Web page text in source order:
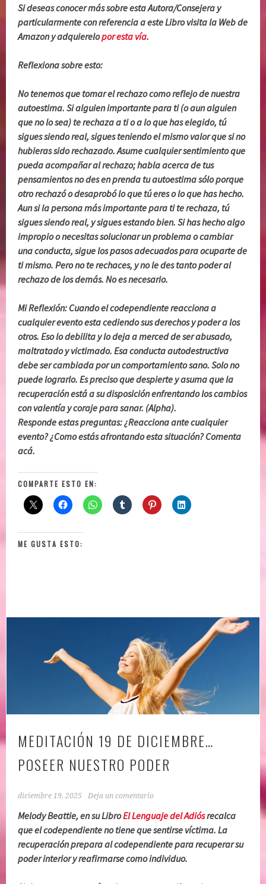
Si deseas conocer más sobre esta Autora/Consejera y
particularmente con referencia a este Libro visita la Web de
Amazon y adquierelopor esta vía.
Reflexiona sobre esto:
No tenemos que tomar el rechazo como reflejo de nuestra
autoestima. Si alguien importante para ti (o aun alguien
que no lo sea) te rechaza a ti o a lo que has elegido, tú
sigues siendo real, sigues teniendo el mismo valor que si no
hubieras sido rechazado. Asume cualquier sentimiento que
pueda acompañar al rechazo; habla acerca de tus
pensamientos no des en prenda tu autoestima sólo porque
otro rechazó o desaprobó lo que tú eres o lo que has hecho.
Aun si la persona más importante para ti te rechaza, tú
sigues siendo real, y sigues estando bien. Si has hecho algo
impropio o necesitas solucionar un problema o cambiar
una conducta, sigue los pasos adecuados para ocuparte de
ti mismo. Pero no te rechaces, y no le des tanto poder al
rechazo de los demás. No es necesario.
Mi Reflexión: Cuando el codependiente reacciona a
cualquier evento esta cediendo sus derechos y poder a los
otros. Eso lo debilita y lo deja a merced de ser abusado,
maltratado y victimado. Esa conducta autodestructiva
debe ser cambiada por un comportamiento sano. Solo no
puede lograrlo. Es preciso que despierte y asuma que la
recuperación está a su disposición enfrentando los cambios
con valentía y coraje para sanar. (Alpha).
Responde estas preguntas: ¿Reacciona ante cualquier
evento? ¿Como estás afrontando esta situación? Comenta
acá.
COMPARTE ESTO EN:
ME GUSTA ESTO:
MEDITACIÓN 19 DE DICIEMBRE…
POSEER NUESTRO PODER
diciembre 19, 2025 Deja un comentario
Melody Beattie, en su LibroEl Lenguaje del Adiósrecalca
que el codependiente no tiene que sentirse víctima. La
recuperación prepara al codependiente para recuperar su
poder interior y reafirmarse como individuo.